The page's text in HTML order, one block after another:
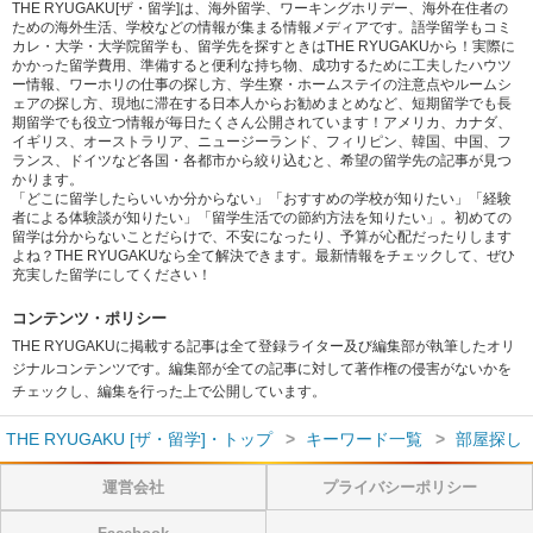
THE RYUGAKU[ザ・留学]は、海外留学、ワーキングホリデー、海外在住者の
ための海外生活、学校などの情報が集まる情報メディアです。語学留学もコミ
カレ・大学・大学院留学も、留学先を探すときはTHE RYUGAKUから！実際に
かかった留学費用、準備すると便利な持ち物、成功するために工夫したハウツ
ー情報、ワーホリの仕事の探し方、学生寮・ホームステイの注意点やルームシ
ェアの探し方、現地に滞在する日本人からお勧めまとめなど、短期留学でも長
期留学でも役立つ情報が毎日たくさん公開されています！アメリカ、カナダ、
イギリス、オーストラリア、ニュージーランド、フィリピン、韓国、中国、フ
ランス、ドイツなど各国・各都市から絞り込むと、希望の留学先の記事が見つ
かります。
「どこに留学したらいいか分からない」「おすすめの学校が知りたい」「経験
者による体験談が知りたい」「留学生活での節約方法を知りたい」。初めての
留学は分からないことだらけで、不安になったり、予算が心配だったりします
よね？THE RYUGAKUなら全て解決できます。最新情報をチェックして、ぜひ
充実した留学にしてください！
コンテンツ・ポリシー
THE RYUGAKUに掲載する記事は全て登録ライター及び編集部が執筆したオリ
ジナルコンテンツです。編集部が全ての記事に対して著作権の侵害がないかを
チェックし、編集を行った上で公開しています。
THE RYUGAKU [ザ・留学]・トップ キーワード一覧 部屋探し
運営会社 プライバシーポリシー